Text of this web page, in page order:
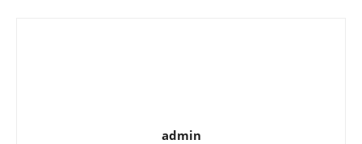
admin